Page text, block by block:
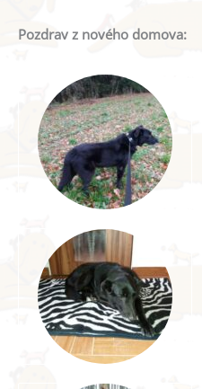
Pozdrav z nového domova: